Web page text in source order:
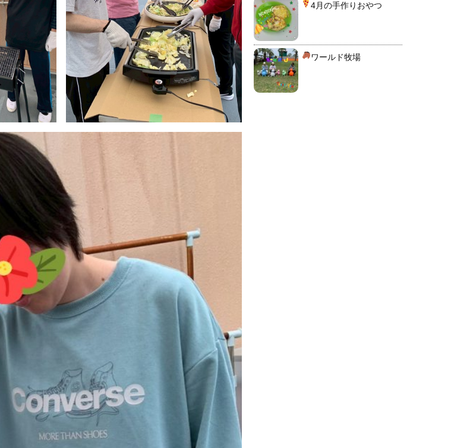
4月の手作りおやつ
ワールド牧場